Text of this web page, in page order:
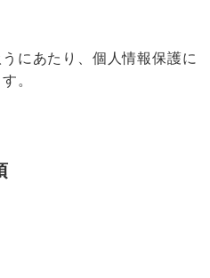
にあたり、個人情報保護に
。